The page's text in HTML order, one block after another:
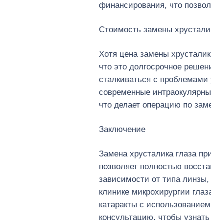
финансирования, что
Стоимость замены
Хотя цена замены
что это долгосрочное
сталкиваться с
современные
что делает операцию по
Заключение
Замена хрусталика глаза
позволяет полностью
зависимости от типа
клинике микрохирургии
катаракты с
консультацию, чтобы